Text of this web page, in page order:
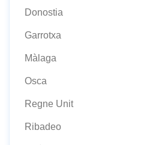
Donostia
Garrotxa
Màlaga
Osca
Regne Unit
Ribadeo